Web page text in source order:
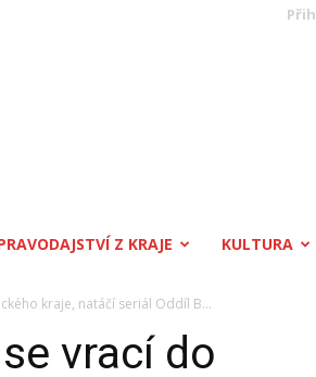
Z KRAJE KULTURA
kraje, natáčí seriál Oddíl B...
vrací do